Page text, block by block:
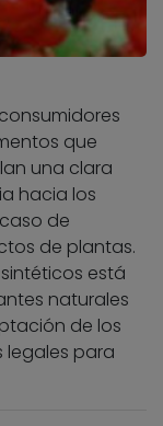
que
una clara
hacia los
de
de plantas.
está
naturales
de los
legales para